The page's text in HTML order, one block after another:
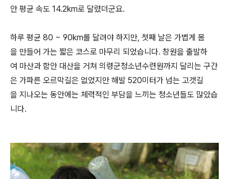
안 평균 속도 14.2km로 달렸더군요.
하루 평균 80 ~ 90km를 달려야 하지만, 첫째 날은 가볍게 몸
을 만들어 가는 짧은 코스로 마무리 되었습니다. 창원을 출발하
여 마산과 함안 대산을 거쳐 의령군청소년수련원까지 달리는 구간
은 가파른 오르막길은 없었지만 해발 520미터가 넘는 고갯길
을 지나오는 동안에는 체력적인 부담을 느끼는 청소년들도 많았습
니다.